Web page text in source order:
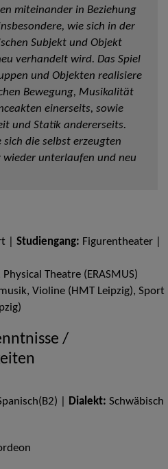
miteinander in Beziehung
wie sich in der
Subjekt und Objekt
verhandelt wird. Das Spiel
und Objekten realisiere
Bewegung, Musikalität
einerseits, sowie
und Statik andererseits.
die selbst erzeugten
wieder unterlaufen und neu
| Studiengang: Figurentheater |
Physical Theatre (ERASMUS)
Violine (HMT Leipzig), Sport
/
|
Dialekt: Schwäbisch